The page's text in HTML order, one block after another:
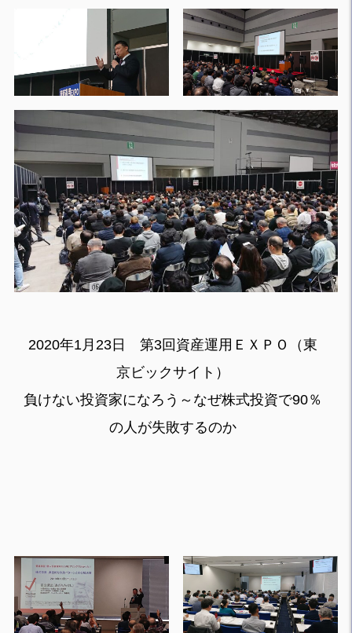
2020年1月23日 第3回資産運用ＥＸＰＯ（東
京ビックサイト）
負けない投資家になろう～なぜ株式投資で90％
の人が失敗するのか